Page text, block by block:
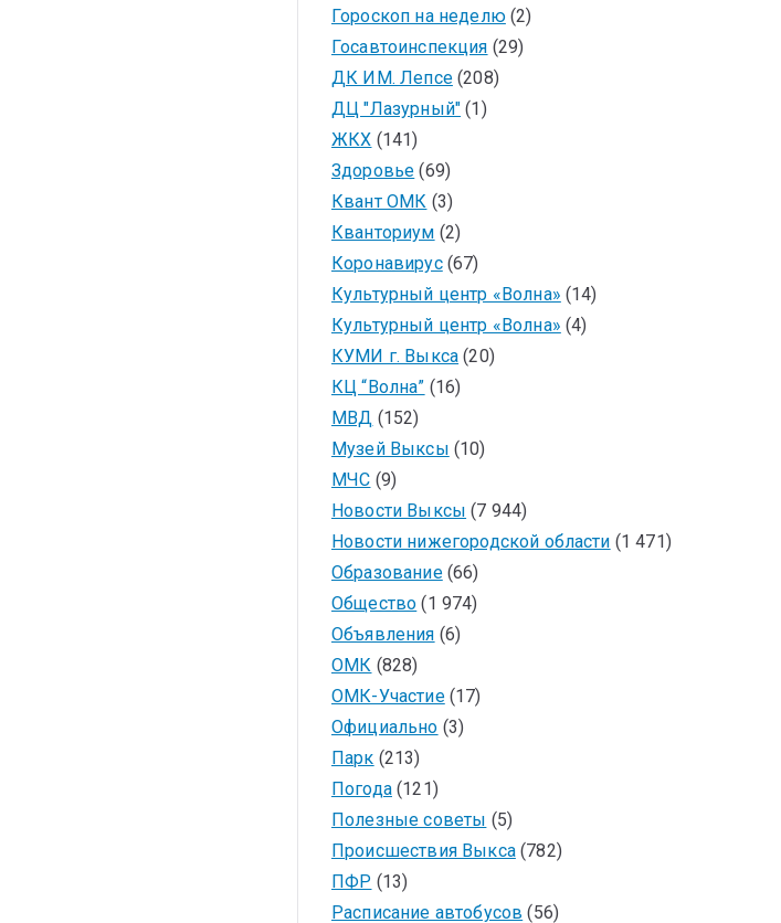
Гороскоп на неделю(2)
Госавтоинспекция (29)
ДК ИМ. Лепсе(208)
ДЦ "Лазурный" (1)
ЖКХ (141)
Здоровье (69)
Квант ОМК (3)
Кванториум (2)
Коронавирус(67)
Культурный центр «Волна» (14)
Культурный центр «Волна» (4)
КУМИ г. Выкса (20)
КЦ “Волна” (16)
МВД (152)
Музей Выксы (10)
МЧС (9)
Новости Выксы (7 944)
Новости нижегородской области (1 471)
Образование(66)
Общество (1 974)
Объявления (6)
ОМК (828)
ОМК-Участие(17)
Официально (3)
Парк (213)
Погода(121)
Полезные советы (5)
Происшествия Выкса(782)
ПФР (13)
Расписание автобусов (56)